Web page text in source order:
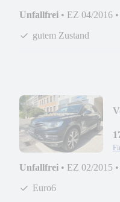
Unfallfrei • EZ 04/2016 •
gutem Zustand
Unfallfrei • EZ 02/2015 •
Euro6